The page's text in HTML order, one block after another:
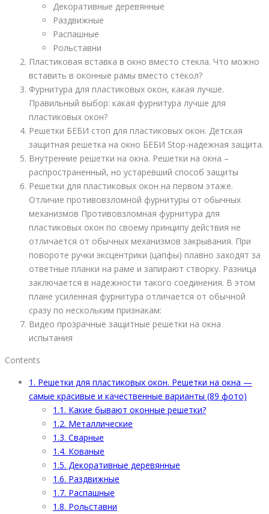
Декоративные деревянные
Раздвижные
Распашные
Рольставни
Пластиковая вставка в окно вместо стекла. Что можно
вставить в оконные рамы вместо стёкол?
Фурнитура для пластиковых окон, какая лучше.
Правильный выбор: какая фурнитура лучше для
пластиковых окон?
Решетки БЕБИ стоп для пластиковых окон. Детская
защитная решетка на окно БЕБИ Stop-надежная защита.
Внутренние решетки на окна. Решетки на окна –
распространенный, но устаревший способ защиты
Решетки для пластиковых окон на первом этаже.
Отличие противовзломной фурнитуры от обычных
механизмов Противовзломная фурнитура для
пластиковых окон по своему принципу действия не
отличается от обычных механизмов закрывания. При
повороте ручки эксцентрики (цапфы) плавно заходят за
ответные планки на раме и запирают створку. Разница
заключается в надежности такого соединения. В этом
плане усиленная фурнитура отличается от обычной
сразу по нескольким признакам:
Видео прозрачные защитные решетки на окна
испытания
Contents
1. Решетки для пластиковых окон. Решетки на окна —
самые красивые и качественные варианты (89 фото)
1.1. Какие бывают оконные решетки?
1.2. Металлические
1.3. Сварные
1.4. Кованые
1.5. Декоративные деревянные
1.6. Раздвижные
1.7. Распашные
1.8. Рольставни